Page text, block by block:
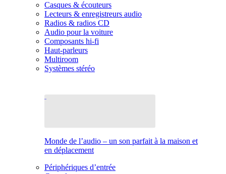
Casques & écouteurs
Lecteurs & enregistreurs audio
Radios & radios CD
Audio pour la voiture
Composants hi-fi
Haut-parleurs
Multiroom
Systèmes stéréo
Monde de l’audio – un son parfait à la maison et
en déplacement
Périphériques d’entrée